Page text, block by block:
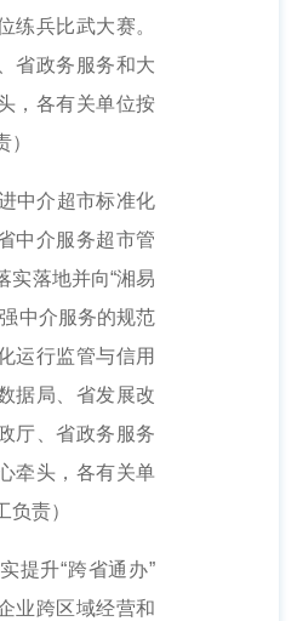
练兵比武大赛。
省政务服务和大
，各有关单位按
介超市标准化
中介服务超市管
实落地并向“湘易
中介服务的规范
运行监管与信用
据局、省发展改
厅、省政务服务
牵头，各有关单
负责）
升“跨省通办”
业跨区域经营和